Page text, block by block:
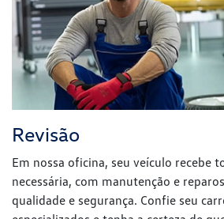
Revisão
Em nossa oficina, seu veículo recebe
necessária, com manutenção e
qualidade e segurança. Confie seu